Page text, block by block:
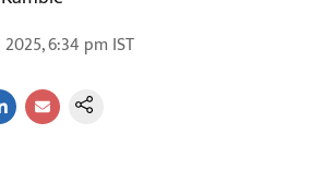
6:34 pm IST